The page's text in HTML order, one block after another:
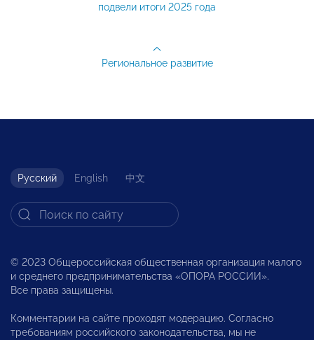
подвели итоги 2025 года
Региональное развитие
Русский English 中文
© 2023 Общероссийская общественная организация малого
и среднего предпринимательства «ОПОРА РОССИИ».
Все права защищены.
Комментарии на сайте проходят модерацию. Согласно
требованиям российского законодательства, мы не